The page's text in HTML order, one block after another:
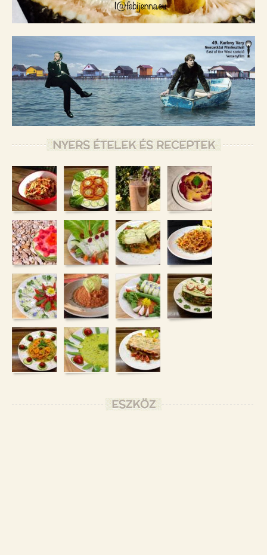
NYERS ÉTELEK ÉS RECEPTEK
ESZKÖZ